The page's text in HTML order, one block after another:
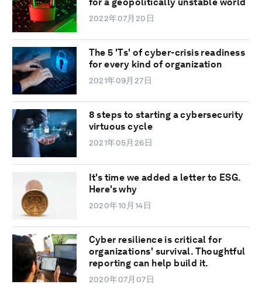
2022年07月20日
The 5 'Ts' of cyber-crisis readiness
for every kind of organization
2021年09月27日
8 steps to starting a cybersecurity
virtuous cycle
2021年05月26日
It's time we added a letter to ESG.
Here's why
2020年10月14日
Cyber resilience is critical for
organizations' survival. Thoughtful
reporting can help build it.
2020年07月07日